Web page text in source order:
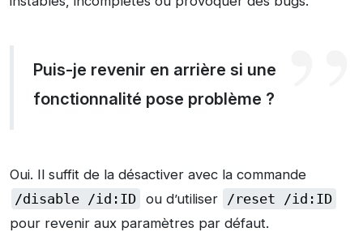
Puis-je revenir en arrière si une
fonctionnalité pose problème ?
Oui. Il suffit de la désactiver avec la commande
/disable /id:ID ou d’utiliser
/reset /id:ID
pour revenir aux paramètres par défaut.